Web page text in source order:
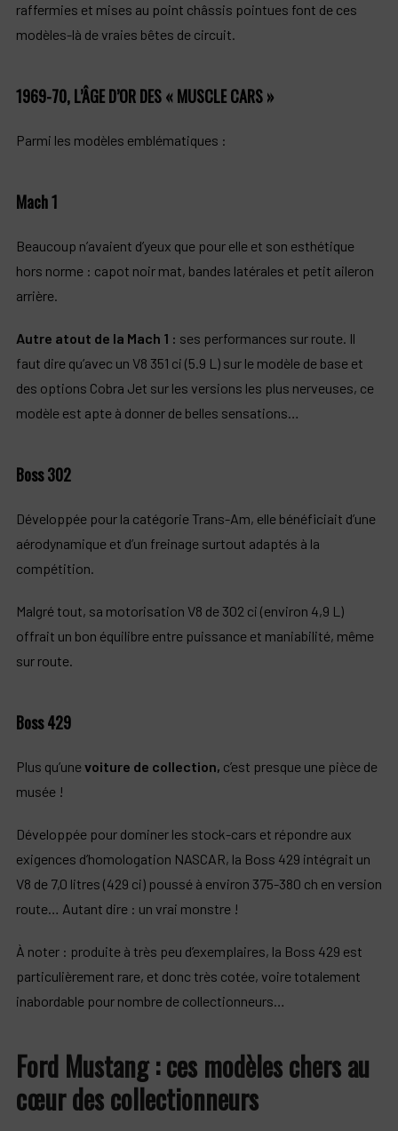
raffermies et mises au point châssis pointues font de ces
modèles-là de vraies bêtes de circuit.
1969-70, L’ÂGE D’OR DES « MUSCLE CARS »
Parmi les modèles emblématiques :
Mach 1
Beaucoup n’avaient d’yeux que pour elle et son esthétique
hors norme : capot noir mat, bandes latérales et petit aileron
arrière.
Autre atout de la Mach 1 : ses performances sur route. Il
faut dire qu’avec un V8 351 ci (5.9 L) sur le modèle de base et
des options Cobra Jet sur les versions les plus nerveuses, ce
modèle est apte à donner de belles sensations…
Boss 302
Développée pour la catégorie Trans-Am, elle bénéficiait d’une
aérodynamique et d’un freinage surtout adaptés à la
compétition.​
Malgré tout, sa motorisation V8 de 302 ci (environ 4,9 L)
offrait un bon équilibre entre puissance et maniabilité, même
sur route.
Boss 429
Plus qu’unevoiture de collection, c’est presque une pièce de
musée !
Développée pour dominer les stock-cars et répondre aux
exigences d’homologation NASCAR, la Boss 429 intégrait un
V8 de 7,0 litres (429 ci) poussé à environ 375-380 ch en version
route… Autant dire : un vrai monstre !
À noter : produite à très peu d’exemplaires, la Boss 429 est
particulièrement rare, et donc très cotée, voire totalement
inabordable pour nombre de collectionneurs…
Ford Mustang : ces modèles chers au
cœur des collectionneurs